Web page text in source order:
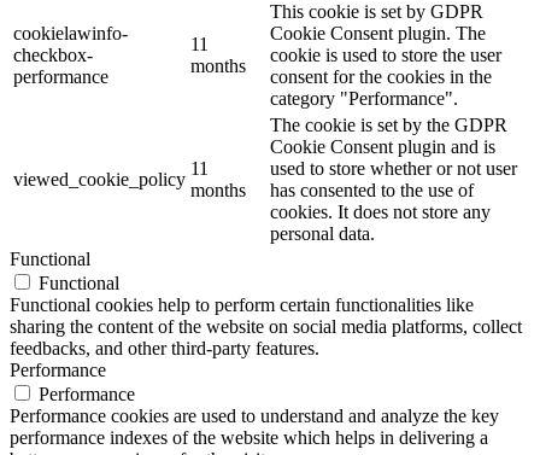
cookielawinfo-
checkbox-
performance
11
months
This cookie is set by GDPR
Cookie Consent plugin. The
cookie is used to store the user
consent for the cookies in the
category "Performance".
viewed_cookie_policy
11
months
The cookie is set by the GDPR
Cookie Consent plugin and is
used to store whether or not user
has consented to the use of
cookies. It does not store any
personal data.
Functional
Functional
Functional cookies help to perform certain functionalities like
sharing the content of the website on social media platforms, collect
feedbacks, and other third-party features.
Performance
Performance
Performance cookies are used to understand and analyze the key
performance indexes of the website which helps in delivering a